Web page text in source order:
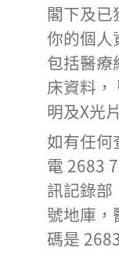
閣下及
你的個人
包括醫療
床資料，
明及X光
如有任何
電 2683
訊記錄部
號地庫，
碼是